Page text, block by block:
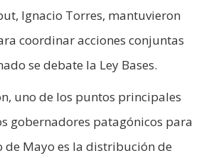
Ignacio Torres, mantuvieron
coordinar acciones conjuntas
se debate la Ley Bases.
uno de los puntos principales
gobernadores patagónicos para
de Mayo es la distribución de